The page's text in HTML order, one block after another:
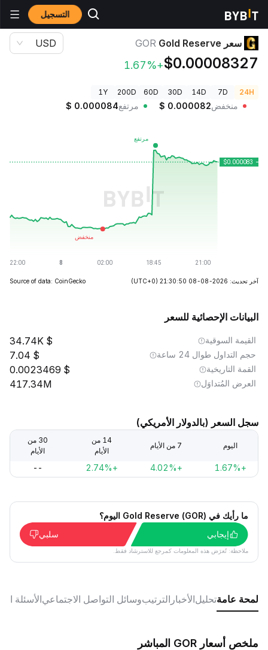
التسجيل أسعار العملات الرقمية
سعر Gold Reserve GOR
$0.00008327
+1.67%
USD
24H
7D
14D
30D
60D
200D
1Y
منخفض $ 0.000082 مرتفع $ 0.000084
آخر تحديث: 2026-08-08 21:30:50 (UTC+0)
Source of data: CoinGecko
البيانات الإحصائية للسعر
القيمة السوقية 34.74K
حجم التداول طوال 24 ساعة 7.04
القمة التاريخية 0.0023469
العرض المُتداوَل 417.34M
سجل السعر (بالدولار الأمريكي)
اليوم 7 من الأيام
14 من
الأيام
30 من
الأيام
+1.67%
+4.02%
+2.74%
--
ما رأيك في Gold Reserve (GOR) اليوم؟
إيجابي
سلبي
ملاحظة: تُعرَض هذه المعلومات كمرجع للاسترشاد فقط.
لمحة عامةتحليلالأخبار الترتيبوسائل التواصل الاجتماعيالأسئلة
ملخص أسعار GOR المباشر